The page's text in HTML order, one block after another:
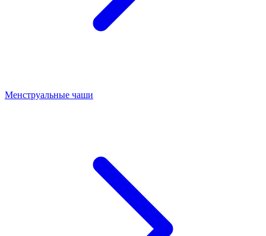
Менструальные чаши